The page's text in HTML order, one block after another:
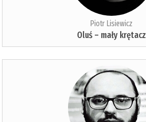
Piotr Lisiewicz
Oluś – mały krętacz